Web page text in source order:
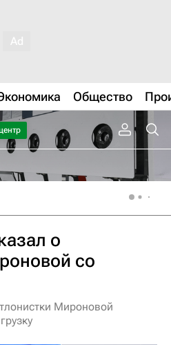
Общество
о
со
Мироновой